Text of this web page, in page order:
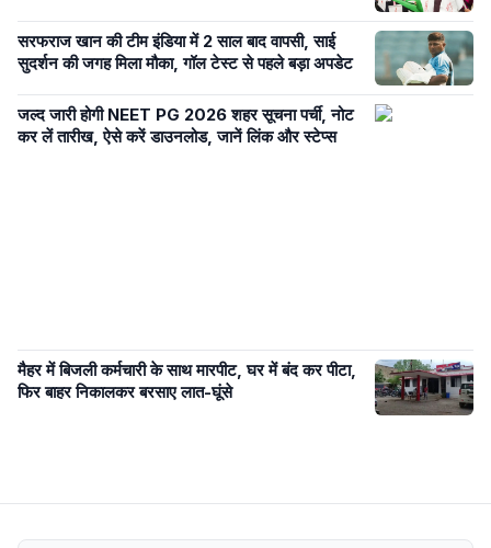
सरफराज खान की टीम इंडिया में 2 साल बाद वापसी, साई
सुदर्शन की जगह मिला मौका, गॉल टेस्ट से पहले बड़ा अपडेट
जल्द जारी होगी NEET PG 2026 शहर सूचना पर्ची, नोट
कर लें तारीख, ऐसे करें डाउनलोड, जानें लिंक और स्टेप्स
मैहर में बिजली कर्मचारी के साथ मारपीट, घर में बंद कर पीटा,
फिर बाहर निकालकर बरसाए लात-घूंसे